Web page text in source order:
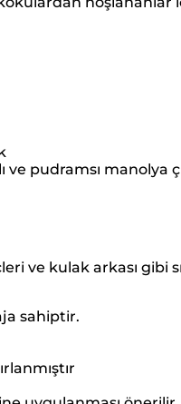
pudramsı manolya
ve kulak arkası gibi
sahiptir.